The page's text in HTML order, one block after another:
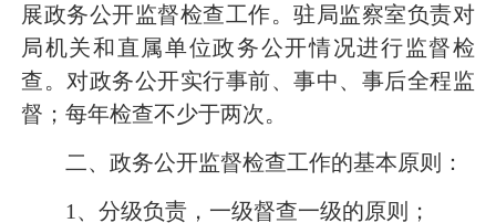
展政务公开监督检查工作。驻局监察室负责对
局机关和直属单位政务公开情况进行监督检
查。对政务公开实行事前、事中、事后全程监
督；每年检查不少于两次。
二、政务公开监督检查工作的基本原则：
1 、分级负责，一级督查一级的原则；